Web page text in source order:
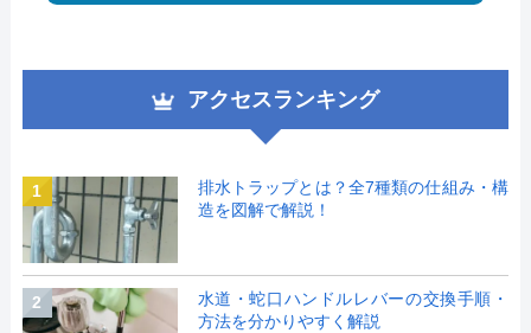
アクセスランキング
1
排水トラップとは？全7種類の仕組み・構
造を図解で解説！
2
水道・蛇口ハンドルレバーの交換手順・
方法を分かりやすく解説